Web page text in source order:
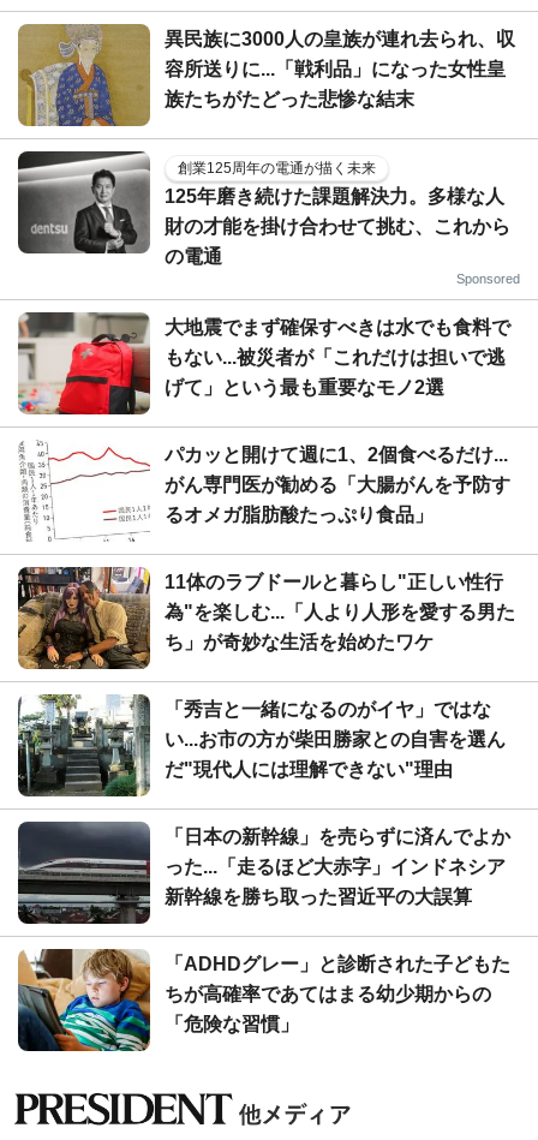
異民族に3000人の皇族が連れ去られ、収
容所送りに...「戦利品」になった女性皇
族たちがたどった悲惨な結末
創業125周年の電通が描く未来
125年磨き続けた課題解決力。多様な人
財の才能を掛け合わせて挑む、これから
の電通
Sponsored
大地震でまず確保すべきは水でも食料で
もない...被災者が「これだけは担いで逃
げて」という最も重要なモノ2選
パカッと開けて週に1、2個食べるだけ...
がん専門医が勧める「大腸がんを予防す
るオメガ脂肪酸たっぷり食品」
11体のラブドールと暮らし"正しい性行
為"を楽しむ...「人より人形を愛する男た
ち」が奇妙な生活を始めたワケ
「秀吉と一緒になるのがイヤ」ではな
い...お市の方が柴田勝家との自害を選ん
だ"現代人には理解できない"理由
「日本の新幹線」を売らずに済んでよか
った...「走るほど大赤字」インドネシア
新幹線を勝ち取った習近平の大誤算
「ADHDグレー」と診断された子どもた
ちが高確率であてはまる幼少期からの
「危険な習慣」